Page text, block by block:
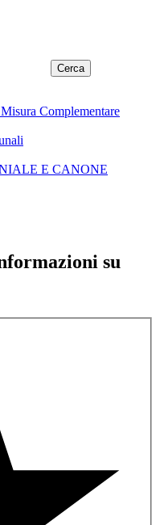
Complementare
E CANONE
su